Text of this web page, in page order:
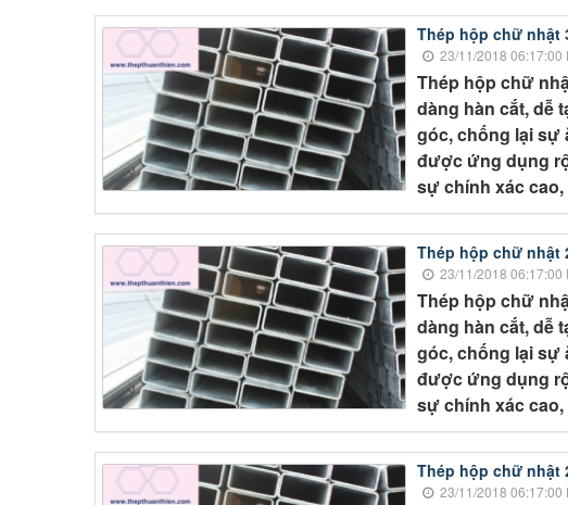
Thép hộp chữ nhật
23/11/2018 06:17:00
Thép hộp chữ
dàng hàn cắt, dễ
góc, chống lại sự
được ứng dụng
sự chính xác
Thép hộp chữ nhật
23/11/2018 06:17:00
Thép hộp chữ
dàng hàn cắt, dễ
góc, chống lại sự
được ứng dụng
sự chính xác
Thép hộp chữ nhật
23/11/2018 06:17:00